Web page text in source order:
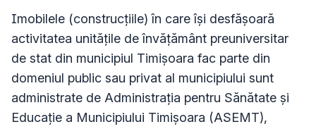
Imobilele (construcțiile) în care își desfășoară
activitatea unitățile de învățământ preuniversitar
de stat din municipiul Timișoara fac parte din
domeniul public sau privat al municipiului sunt
administrate de Administrația pentru Sănătate și
Educație a Municipiului Timișoara (ASEMT),